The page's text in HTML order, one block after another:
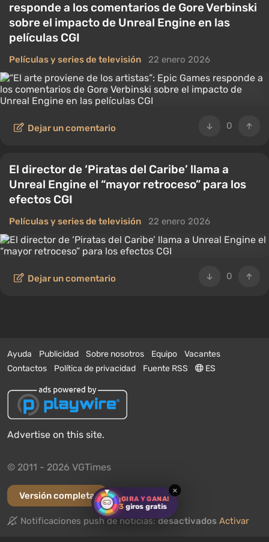
¡GIRA Y GANA!
3 giros gratis
×
responde a los comentarios de Gore Verbinski
sobre el impacto de Unreal Engine en las
películas CGI
Películas y series de televisión 22 enero 2026
0
Dejar un comentario
El director de ‘Piratas del Caribe’ llama a
Unreal Engine el “mayor retroceso” para los
efectos CGI
Películas y series de televisión 22 enero 2026
0
Dejar un comentario
Ayuda Publicidad Sobre nosotros Equipo
Vacantes
Contactos
Política de privacidad Fuente RSS ES
Advertise on this site.
© 2011 - 2026 VGTimes
Versión completa
Notificaciones push de noticias:desactivados Activar